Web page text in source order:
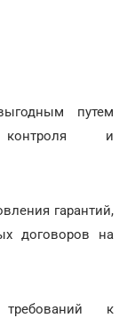
путем
контроля и
гарантий,
договоров на
к